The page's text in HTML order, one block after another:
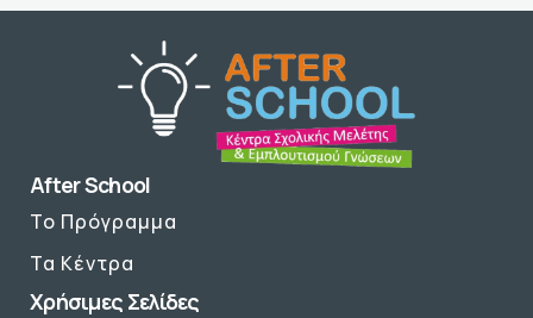
After School
Το Πρόγραμμα
Τα Κέντρα
Χρήσιμες Σελίδες